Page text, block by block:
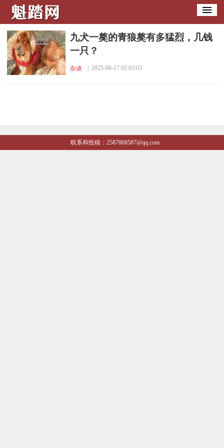
​九犬一獒的青狼獒有多猛烈，几钱
一只？
杂谈 | 2025-08-17 02:03:03
联系和投稿：2587868587@qq.com